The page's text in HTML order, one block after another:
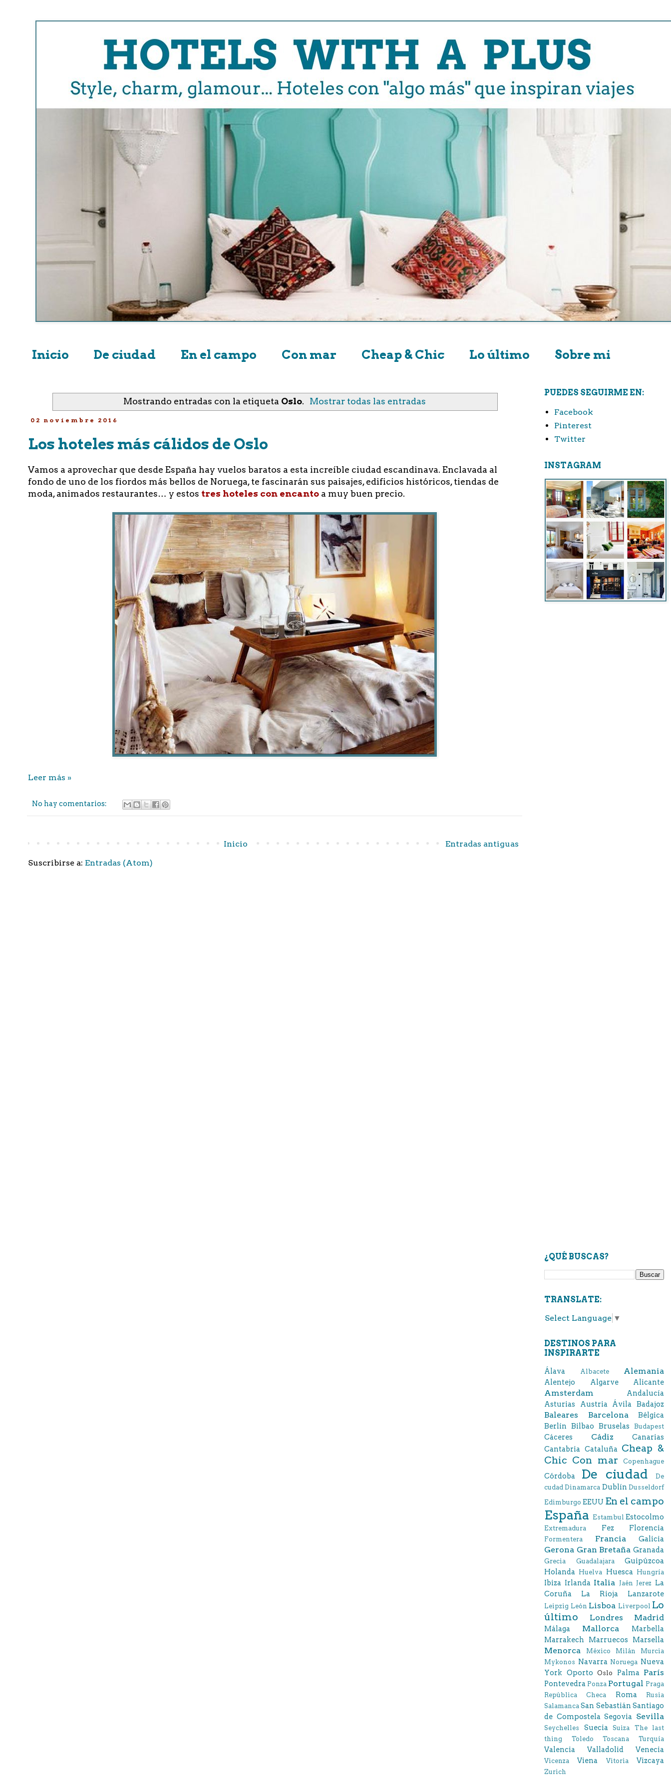
Inicio De ciudad En el campo Con mar Cheap & Chic Lo último Sobre mi
Mostrando entradas con la etiqueta Oslo. Mostrar todas las entradas
02 noviembre 2016
Los hoteles más cálidos de Oslo
Vamos a aprovechar que desde España hay vuelos baratos a esta increíble ciudad escandinava. Enclavada al
fondo de uno de los fiordos más bellos de Noruega, te fascinarán sus paisajes, edificios históricos, tiendas de
moda, animados restaurantes… y estos tres hoteles con encanto a muy buen precio.
Leer más »
No hay comentarios:
Entradas antiguas
Inicio
Suscribirse a: Entradas (Atom)
PUEDES SEGUIRME EN:
Facebook
Pinterest
Twitter
INSTAGRAM
¿QUÉ BUSCAS?
TRANSLATE:
Select Language ▼
DESTINOS PARA
INSPIRARTE
Álava Albacete Alemania
Alentejo Algarve Alicante
Amsterdam
Andalucía
Asturias
Austria Ávila Badajoz
Baleares Barcelona
Bélgica
Berlín Bilbao Bruselas Budapest
Cáceres Cádiz
Canarias
Cantabria Cataluña Cheap &
Chic Con mar Copenhague
Córdoba De ciudad
De
cudad Dinamarca Dublín Dusseldorf
Edimburgo EEUU En el campo
España Estambul Estocolmo
Extremadura Fez Florencia
Formentera Francia Galicia
Gerona Gran Bretaña Granada
Grecia Guadalajara
Guipúzcoa
Holanda Huelva Huesca Hungría
Ibiza Irlanda Italia Jaén Jerez La
Coruña
La Rioja Lanzarote
Leipzig León Lisboa Liverpool Lo
último
Londres Madrid
Málaga Mallorca
Marbella
Marrakech
Marruecos Marsella
Menorca México Milán
Murcia
Mykonos Navarra Noruega Nueva
York Oporto Oslo Palma París
Pontevedra Ponza Portugal Praga
República Checa
Roma
Rusia
Salamanca San Sebastián Santiago
de Compostela Segovia Sevilla
Seychelles Suecia Suiza
The last
thing
Toledo Toscana Turquía
Valencia Valladolid Venecia
Vicenza Viena Vitoria Vizcaya
Zurich